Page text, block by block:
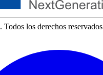
. Todos los derechos reservados